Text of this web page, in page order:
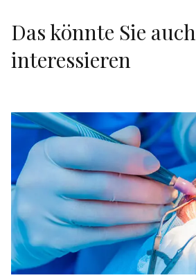
Das könnte Sie auch
interessieren